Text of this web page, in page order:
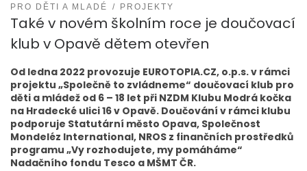
PRO DĚTI A MLADÉ
PROJEKTY
Také v novém školním roce je doučovací
klub v Opavě dětem otevřen
Od ledna 2022 provozuje EUROTOPIA.CZ, o.p.s. v rámci
projektu „Společně to zvládneme“ doučovací klub pro
děti a mládež od 6 – 18 let při NZDM Klubu Modrá kočka
na Hradecké ulici 16 v Opavě. Doučování v rámci klubu
podporuje Statutární město Opava, Společnost
Mondeléz International, NROS z finančních prostředků
programu „Vy rozhodujete, my pomáháme“
Nadačního fondu Tesco a MŠMT ČR.